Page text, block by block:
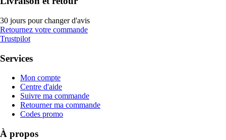
30 jours pour changer d'avis
Retournez votre commande
Trustpilot
Services
Mon compte
Centre d'aide
Suivre ma commande
Retourner ma commande
Codes promo
À propos